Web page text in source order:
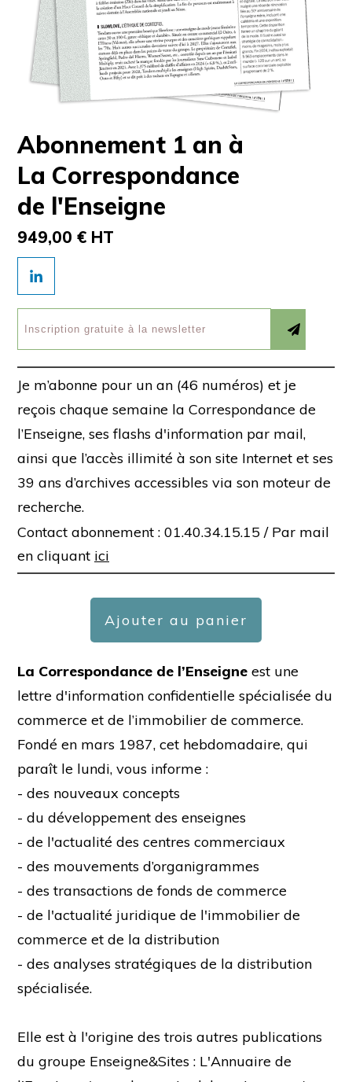
Abonnement 1 an à
La Correspondance
de l'Enseigne
949,00 € HT
Je m’abonne pour un an (46 numéros) et je
reçois chaque semaine la Correspondance de
l’Enseigne, ses flashs d'information par mail,
ainsi que l’accès illimité à son site Internet et ses
39 ans d’archives accessibles via son moteur de
recherche.
Contact abonnement : 01.40.34.15.15 / Par mail
en cliquant ici
Ajouter au panier
La Correspondance de l’Enseigne est une
lettre d'information confidentielle spécialisée du
commerce et de l’immobilier de commerce.
Fondé en mars 1987, cet hebdomadaire, qui
paraît le lundi, vous informe :
- des nouveaux concepts
- du développement des enseignes
- de l'actualité des centres commerciaux
- des mouvements d’organigrammes
- des transactions de fonds de commerce
- de l'actualité juridique de l'immobilier de
commerce et de la distribution
- des analyses stratégiques de la distribution
spécialisée.
Elle est à l'origine des trois autres publications
du groupe Enseigne&Sites : L'Annuaire de